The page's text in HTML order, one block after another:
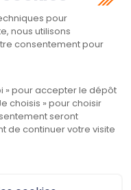
social
nous